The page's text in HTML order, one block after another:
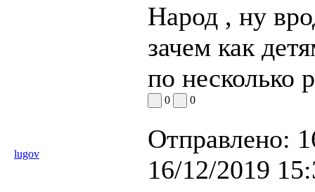
Народ , ну
зачем как
по несколько
0 0
lugov
Отправлено:
16/12/2019